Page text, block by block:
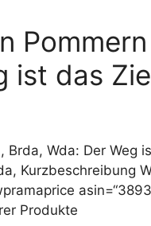
ist das
Wda: Der Weg
Kurzbeschreibung
Produkte